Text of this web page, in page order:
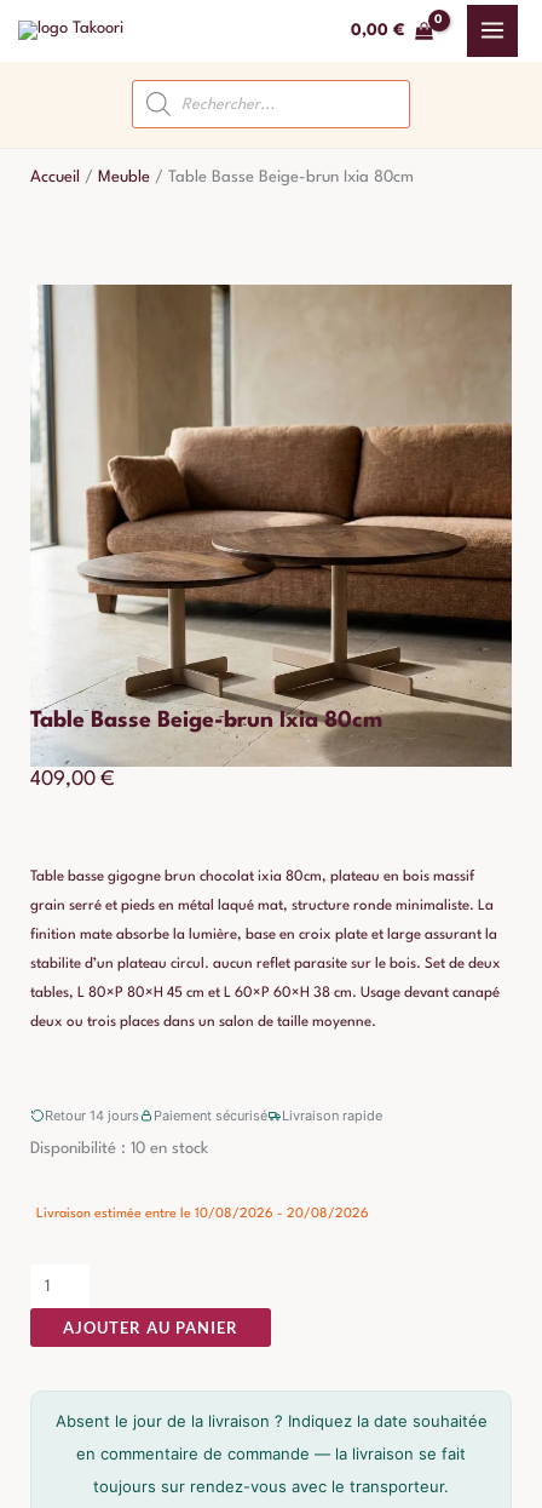
0,00 €
Recherche
de
produits
Accueil / Meuble / Table Basse Beige-brun Ixia 80cm
Table Basse Beige-brun Ixia 80cm
409,00 €
Table basse gigogne brun chocolat ixia 80cm, plateau en bois massif
grain serré et pieds en métal laqué mat, structure ronde minimaliste. La
finition mate absorbe la lumière, base en croix plate et large assurant la
stabilite d’un plateau circul. aucun reflet parasite sur le bois. Set de deux
tables, L 80×P 80×H 45 cm et L 60×P 60×H 38 cm. Usage devant canapé
deux ou trois places dans un salon de taille moyenne.
Retour 14 jours Paiement sécurisé Livraison rapide
Disponibilité : 10 en stock
Livraison estimée entre le 10/08/2026 - 20/08/2026
quantité
Table
Beige-
brun
Ixia
AJOUTER AU PANIER
Absent le jour de la livraison ? Indiquez la date souhaitée
en commentaire de commande — la livraison se fait
toujours sur rendez-vous avec le transporteur.